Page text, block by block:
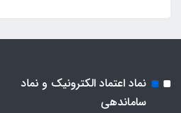
نماد اعتماد الکترونیک و نماد
ساماندهی